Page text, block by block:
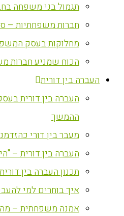
תגמול בני משפחה
חברות משפחתיות –
מחלוקות בעסק
הכוח שמניע חברות
העברה בין דורית
העברה בין דורית
ההמשך
מעבר בין דורי
העברה בין דורית –
תכנון העברה בין
איך בוחרים למי
אמנה משפחתית –